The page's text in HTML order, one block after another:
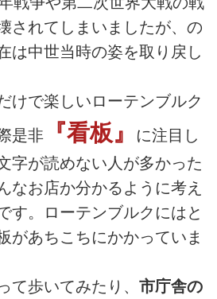
されてしまいましたが、の
は中世当時の姿を取り戻し
けで楽しいローテンブルク
是非
『看板』
に注目し
字が読めない人が多かった
なお店か分かるように考え
す。ローテンブルクにはと
があちこちにかかっていま
て歩いてみたり、 市庁舎の